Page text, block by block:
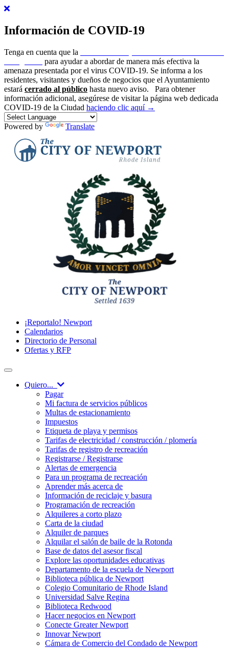
Información de COVID-19
Tenga en cuenta que la
para ayudar a abordar de manera más efectiva la
amenaza presentada por el virus COVID-19. Se informa a los
residentes, visitantes y dueños de negocios que el Ayuntamiento
estará cerrado al público hasta nuevo aviso.
Para obtener
información adicional, asegúrese de visitar la página web dedicada
COVID-19 de la Ciudad haciendo clic aquí →
Powered by Translate
¡Reportalo! Newport
Calendarios
Directorio de Personal
Ofertas y RFP
Quiero...
Pagar
Mi factura de servicios públicos
Multas de estacionamiento
Impuestos
Etiqueta de playa y permisos
Tarifas de electricidad / construcción / plomería
Tarifas de registro de recreación
Registrarse / Registrarse
Alertas de emergencia
Para un programa de recreación
Aprender más acerca de
Información de reciclaje y basura
Programación de recreación
Alquileres a corto plazo
Carta de la ciudad
Alquiler de parques
Alquilar el salón de baile de la Rotonda
Base de datos del asesor fiscal
Explore las oportunidades educativas
Departamento de la escuela de Newport
Biblioteca pública de Newport
Colegio Comunitario de Rhode Island
Universidad Salve Regina
Biblioteca Redwood
Hacer negocios en Newport
Conecte Greater Newport
Innovar Newport
Cámara de Comercio del Condado de Newport